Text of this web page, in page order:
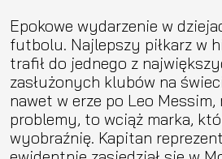
Epokowe wydarzenie w
futbolu. Najlepszy piłkarz w
trafił do jednego z
zasłużonych klubów na
nawet w erze po Leo Messim,
problemy, to wciąż marka,
wyobraźnię. Kapitan